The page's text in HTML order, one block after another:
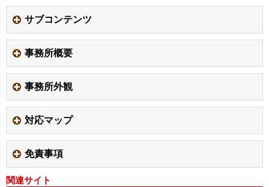
サブコンテンツ
事務所概要
事務所外観
対応マップ
免責事項
関連サイト